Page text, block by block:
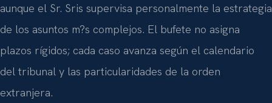
aunque el Sr. Sris supervisa personalmente la estrategia
de los asuntos m?s complejos. El bufete no asigna
plazos rígidos; cada caso avanza según el calendario
del tribunal y las particularidades de la orden
extranjera.